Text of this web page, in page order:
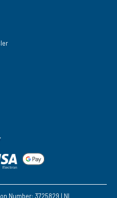
Number: 3725829 | NL